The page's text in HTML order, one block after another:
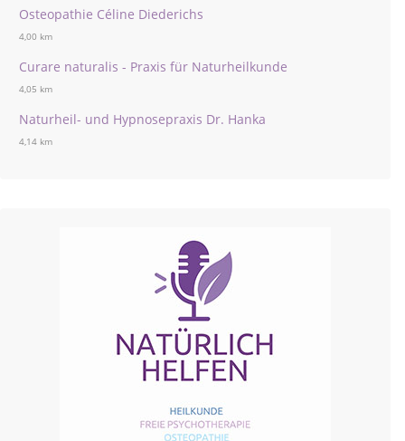
Osteopathie Céline Diederichs
4,00 km
Curare naturalis - Praxis für Naturheilkunde
4,05 km
Naturheil- und Hypnosepraxis Dr. Hanka
4,14 km